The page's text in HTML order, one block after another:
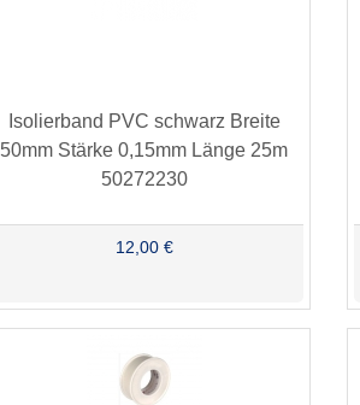
Isolierband PVC schwarz Breite
50mm Stärke 0,15mm Länge 25m
50272230
12,00 €